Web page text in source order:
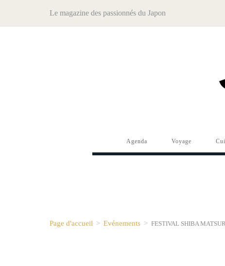
Le magazine des passionnés du Japon
Agenda Voyage
Page d'accueil > Evénements > FESTIVAL SHIBA